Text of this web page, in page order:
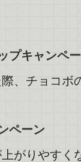
プキャンペ
、チョコボ
ペーン
がりやすく